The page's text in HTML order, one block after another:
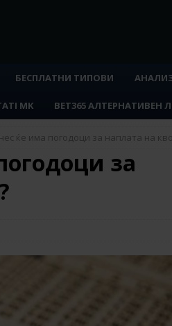
БЕСПЛАТНИ ТИПОВИ
MK BET365 АЛТЕРНАТИВЕН
ќе има погодоци за наплата на
за